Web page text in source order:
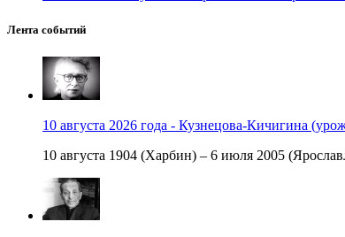
Лента событий
10 августа 2026 года - Кузнецова-Кичигина
10 августа 1904 (Харбин) – 6 июля 2005